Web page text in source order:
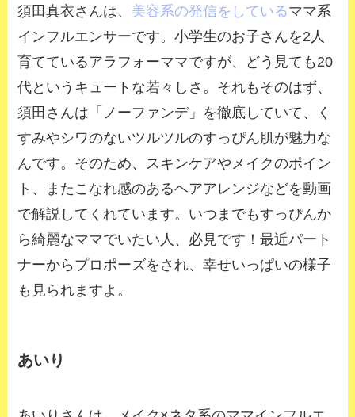
須田真衣さんは、 美容系の発信をしているママ系
インフルエンサーです。小学生のお子さんを2人
育てているアラフォーママですが、どう見ても20
代というキュートな若々しさ。それもそのはず、
須田さんは「ノーファンデ」を徹底していて、く
すみやシワのないツルツルのすっぴん肌が魅力な
んです。そのため、スキンケアやメイクのポイン
ト、またこなれ感のあるヘアアレンジなどを動画
で解説してくれています。いつまでもすっぴんか
ら綺麗なママでいたい人、必見です！最近パート
ナーからプロポーズをされ、幸せいっぱいの様子
も見られますよ。
あいり